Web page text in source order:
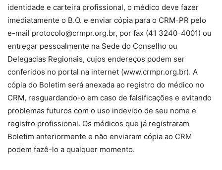
identidade e carteira profissional, o médico deve fazer
imediatamente o B.O. e enviar cópia para o CRM-PR pelo
e-mail protocolo@crmpr.org.br, por fax (41 3240-4001) ou
entregar pessoalmente na Sede do Conselho ou
Delegacias Regionais, cujos endereços podem ser
conferidos no portal na internet (www.crmpr.org.br). A
cópia do Boletim será anexada ao registro do médico no
CRM, resguardando-o em caso de falsificações e evitando
problemas futuros com o uso indevido de seu nome e
registro profissional. Os médicos que já registraram
Boletim anteriormente e não enviaram cópia ao CRM
podem fazê-lo a qualquer momento.